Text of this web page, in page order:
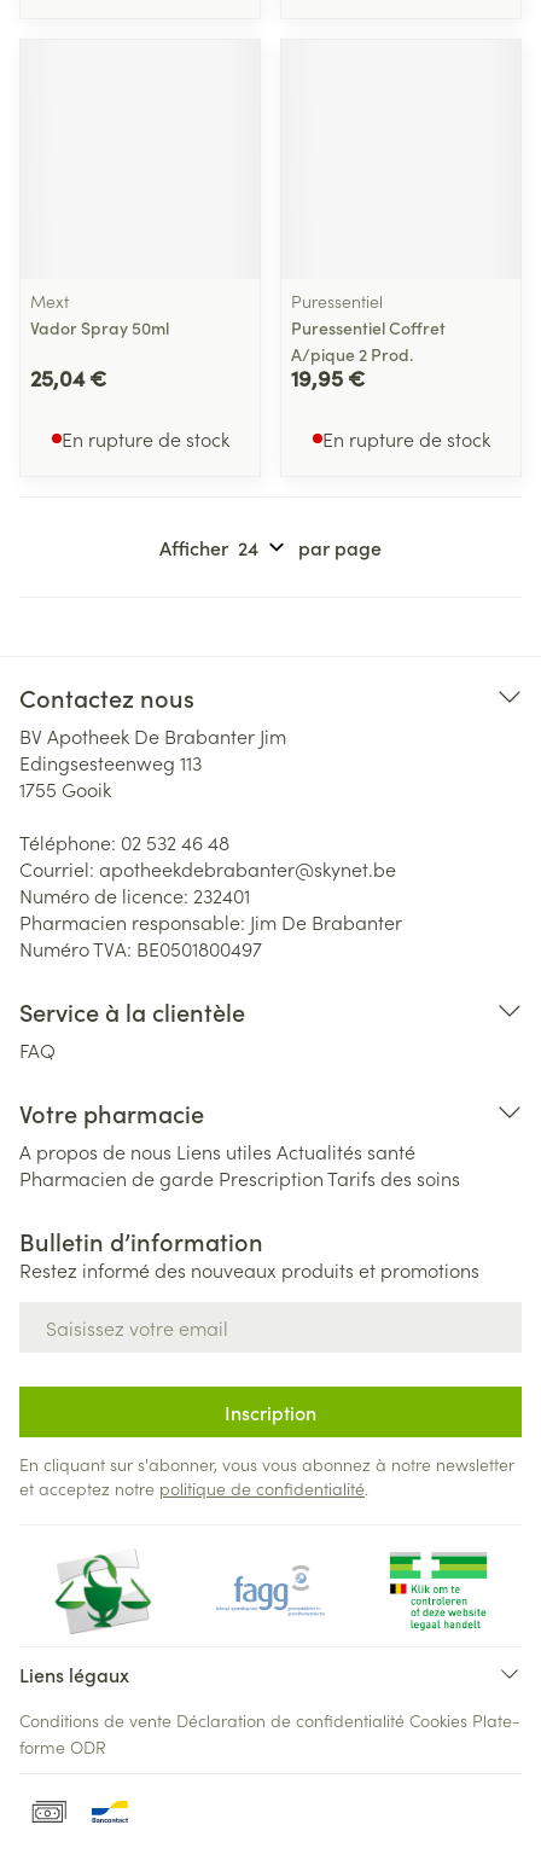
Mext
Vador Spray 50ml
25,04 €
En rupture de stock
Puressentiel
Puressentiel Coffret
A/pique 2 Prod.
19,95 €
En rupture de stock
Afficher par page
Contactez nous
BV Apotheek De Brabanter Jim
Edingsesteenweg 113
1755 Gooik
Téléphone: 02 532 46 48
Courriel: apotheekdebrabanter@skynet.be
Numéro de licence: 232401
Pharmacien responsable: Jim De Brabanter
Numéro TVA: BE0501800497
Service à la clientèle
FAQ
Votre pharmacie
A propos de nous Liens utiles Actualités santé
Pharmacien de garde PrescriptionTarifs des soins
Bulletin d’information
Restez informé des nouveaux produits et promotions
Inscription
En cliquant sur s'abonner, vous vous abonnez à notre newsletter
et acceptez notre politique de confidentialité.
Liens légaux
Conditions de vente Déclaration de confidentialité Cookies Plate-
forme ODR